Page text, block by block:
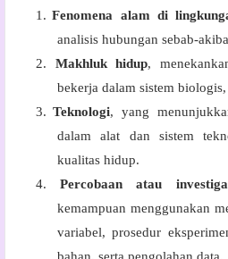
1. Fenomena alam di
analisis hubungan sebab-
2. Makhluk hidup,
bekerja dalam sistem
3. Teknologi, yang
dalam alat dan sistem
kualitas hidup.
4.Percobaan atau
kemampuan menggunakan
variabel, prosedur